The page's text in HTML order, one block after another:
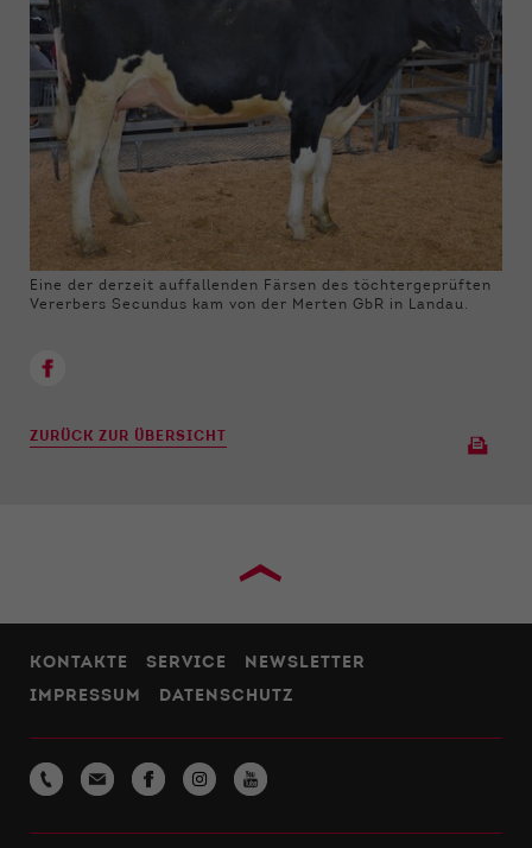
Eine der derzeit auffallenden Färsen des töchtergeprüften
Vererbers Secundus kam von der Merten GbR in Landau.
ZURÜCK ZUR ÜBERSICHT
›
KONTAKTE SERVICE
NEWSLETTER
IMPRESSUM
DATENSCHUTZ